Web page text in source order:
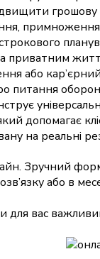
грошову
примноження
приватним
або
оборони,
допомагає
на реальні
Зручний
або в
вас